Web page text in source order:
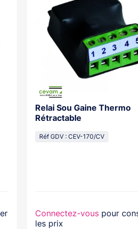
Relai Sou Gaine Thermo
Rétractable
Réf GDV : CEV-170/CV
Connectez-vous pour
les prix